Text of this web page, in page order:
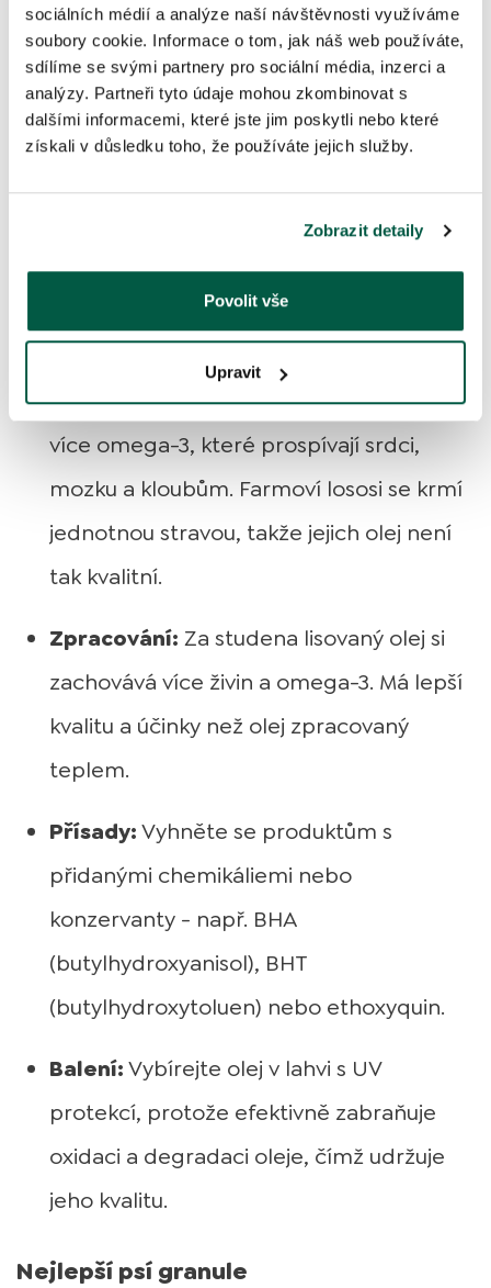
sociálních médií a analýze naší návštěvnosti využíváme
soubory cookie. Informace o tom, jak náš web používáte,
sdílíme se svými partnery pro sociální média, inzerci a
analýzy. Partneři tyto údaje mohou zkombinovat s
dalšími informacemi, které jste jim poskytli nebo které
získali v důsledku toho, že používáte jejich služby.
Zobrazit detaily
Povolit vše
Upravit
veterinářem.
Jak vybrat kvalitní
lososový olej a na co se
zaměřit?
následující faktory:
lososů z čistých vod. Mají zdravější tuky a
více omega-3, které prospívají srdci,
mozku a kloubům. Farmoví lososi se krmí
jednotnou stravou, takže jejich olej není
tak kvalitní.
Zpracování: Za studena lisovaný olej si
zachovává více živin a omega-3. Má lepší
kvalitu a účinky než olej zpracovaný
teplem.
Přísady:Vyhněte se produktům s
přidanými chemikáliemi nebo
konzervanty - např. BHA
(butylhydroxyanisol), BHT
(butylhydroxytoluen) nebo ethoxyquin.
Balení:Vybírejte olej v lahvi s UV
protekcí, protože efektivně zabraňuje
oxidaci a degradaci oleje, čímž udržuje
jeho kvalitu.
Nejlepší psí granule